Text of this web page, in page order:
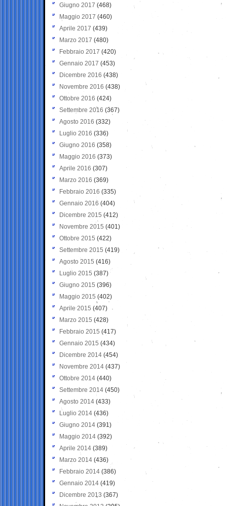
Giugno 2017 (468)
Maggio 2017 (460)
Aprile 2017 (439)
Marzo 2017 (480)
Febbraio 2017 (420)
Gennaio 2017 (453)
Dicembre 2016 (438)
Novembre 2016 (438)
Ottobre 2016 (424)
Settembre 2016 (367)
Agosto 2016 (332)
Luglio 2016 (336)
Giugno 2016 (358)
Maggio 2016 (373)
Aprile 2016 (307)
Marzo 2016 (369)
Febbraio 2016 (335)
Gennaio 2016 (404)
Dicembre 2015 (412)
Novembre 2015 (401)
Ottobre 2015 (422)
Settembre 2015 (419)
Agosto 2015 (416)
Luglio 2015 (387)
Giugno 2015 (396)
Maggio 2015 (402)
Aprile 2015 (407)
Marzo 2015 (428)
Febbraio 2015 (417)
Gennaio 2015 (434)
Dicembre 2014 (454)
Novembre 2014 (437)
Ottobre 2014 (440)
Settembre 2014 (450)
Agosto 2014 (433)
Luglio 2014 (436)
Giugno 2014 (391)
Maggio 2014 (392)
Aprile 2014 (389)
Marzo 2014 (436)
Febbraio 2014 (386)
Gennaio 2014 (419)
Dicembre 2013 (367)